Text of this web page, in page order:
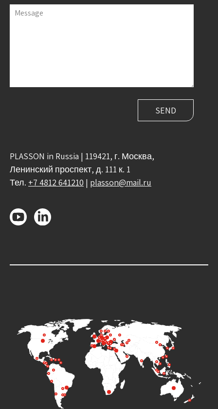
Message
PLASSON in Russia | 119421, г. Москва,
Ленинский проспект, д. 111 к. 1
Тел. +7 4812 641210 | plasson@mail.ru